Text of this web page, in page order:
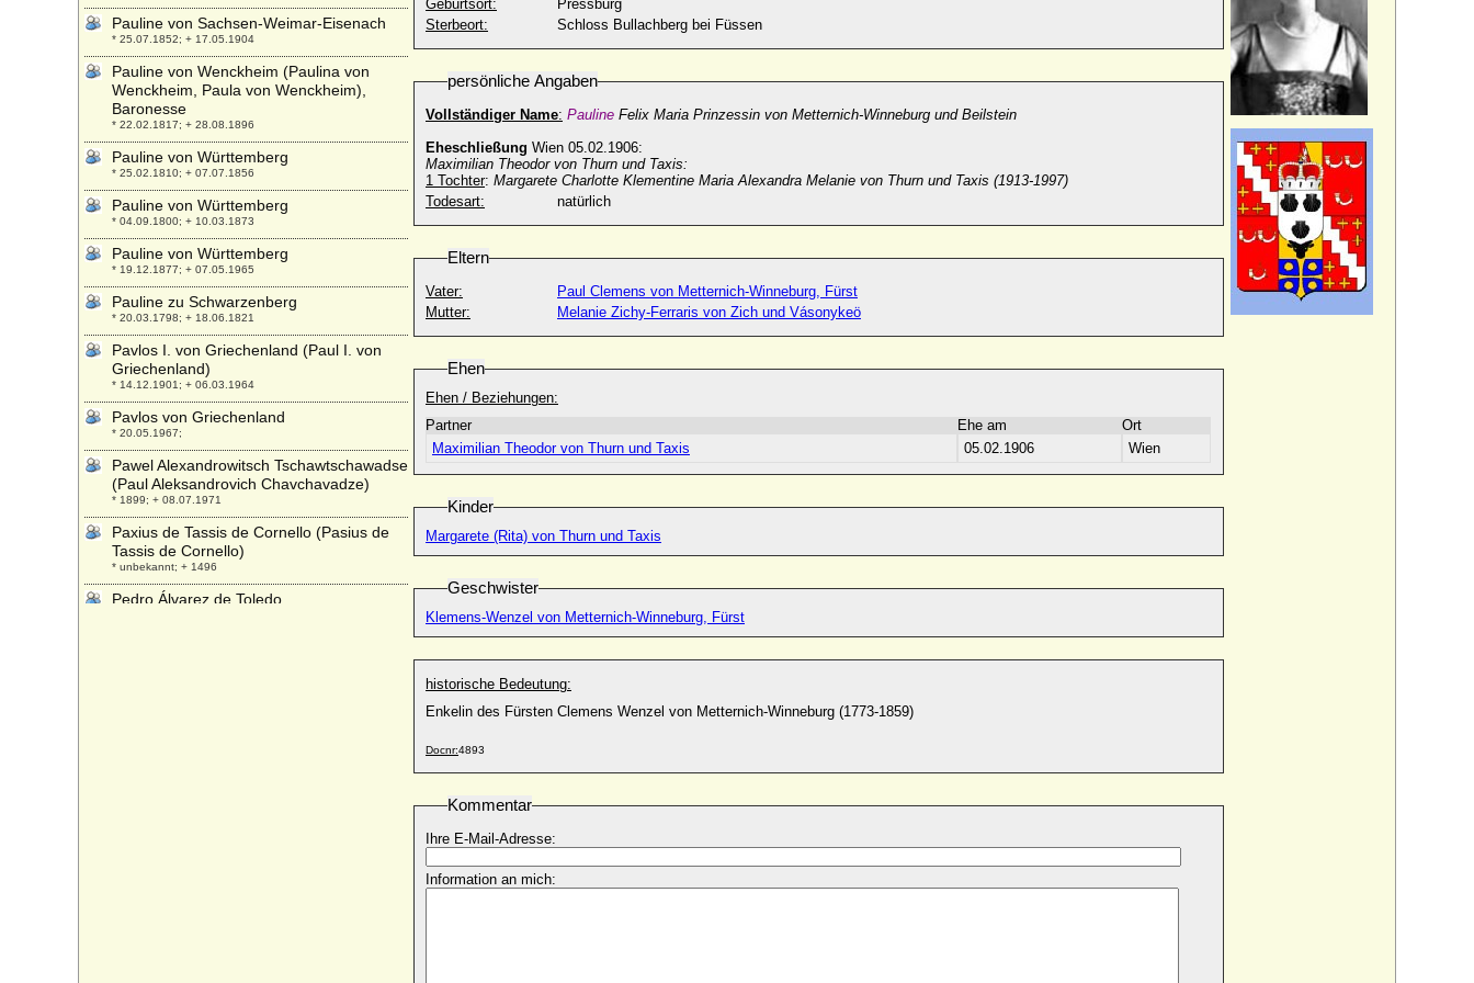
Geburtsort:
Pressburg
Sterbeort:
Schloss Bullachberg bei Füssen
persönliche Angaben
Vollständiger Name: Pauline Felix Maria Prinzessin von Metternich-Winneburg und Beilstein
Eheschließung Wien 05.02.1906:
Maximilian Theodor von Thurn und Taxis:
1 Tochter: Margarete Charlotte Klementine Maria Alexandra Melanie von Thurn und Taxis (1913-1997)
Todesart:
natürlich
Eltern
Vater:
Paul Clemens von Metternich-Winneburg, Fürst
Mutter:
Melanie Zichy-Ferraris von Zich und Vásonykeö
Ehen
Ehen / Beziehungen:
Partner
Ehe am
Ort
Maximilian Theodor von Thurn und Taxis
05.02.1906 Wien
Kinder
Margarete (Rita) von Thurn und Taxis
Geschwister
Klemens-Wenzel von Metternich-Winneburg, Fürst
historische Bedeutung:
Enkelin des Fürsten Clemens Wenzel von Metternich-Winneburg (1773-1859)
Docnr:4893
Kommentar
Ihre E-Mail-Adresse:
Information an mich:
Pauline von Sachsen-Weimar-Eisenach
* 25.07.1852; + 17.05.1904
Pauline von Wenckheim (Paulina von
Wenckheim, Paula von Wenckheim),
Baronesse
* 22.02.1817; + 28.08.1896
Pauline von Württemberg
* 25.02.1810; + 07.07.1856
Pauline von Württemberg
* 04.09.1800; + 10.03.1873
Pauline von Württemberg
* 19.12.1877; + 07.05.1965
Pauline zu Schwarzenberg
* 20.03.1798; + 18.06.1821
Pavlos I. von Griechenland (Paul I. von
Griechenland)
* 14.12.1901; + 06.03.1964
Pavlos von Griechenland
* 20.05.1967;
Pawel Alexandrowitsch Tschawtschawadse
(Paul Aleksandrovich Chavchavadze)
* 1899; + 08.07.1971
Paxius de Tassis de Cornello (Pasius de
Tassis de Cornello)
* unbekannt; + 1496
Pedro Álvarez de Toledo